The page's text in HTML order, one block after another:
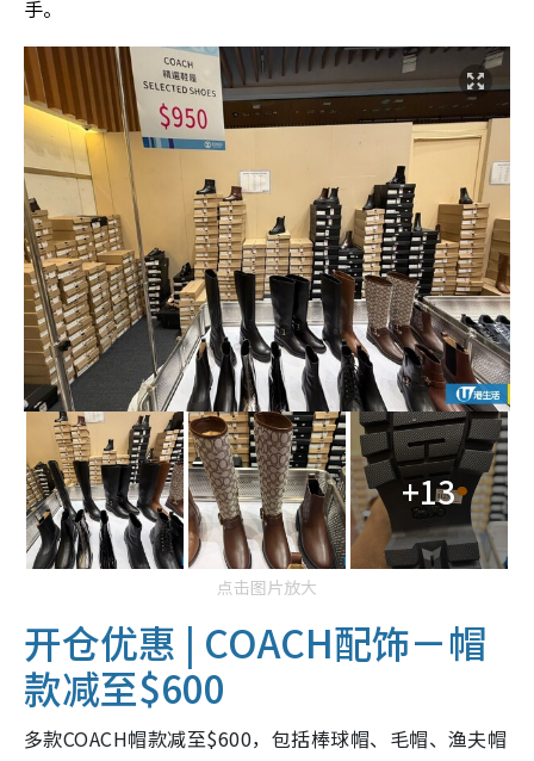
手。
+13
点击图片放大
开仓优惠 | COACH配饰－帽
款减至$600
多款COACH帽款减至$600，包括棒球帽、毛帽、渔夫帽